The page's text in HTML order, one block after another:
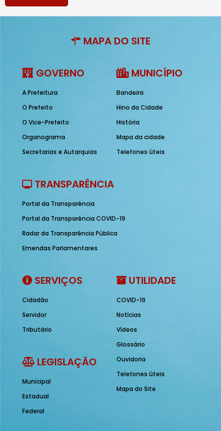
MAPA DO SITE
GOVERNO
A Prefeitura
O Prefeito
O Vice-Prefeito
Organograma
Secretarias e Autarquias
MUNICÍPIO
Bandeira
Hino da Cidade
História
Mapa da cidade
Telefones úteis
TRANSPARÊNCIA
Portal da Transparência
Portal da Transparência COVID-19
Radar da Transparência Pública
Emendas Parlamentares
SERVIÇOS
Cidadão
Servidor
Tributário
LEGISLAÇÃO
Municipal
Estadual
Federal
UTILIDADE
COVID-19
Notícias
Vídeos
Glossário
Ouvidoria
Telefones úteis
Mapa do Site